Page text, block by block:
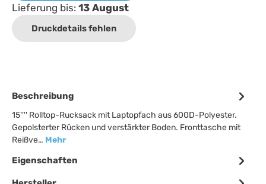
Lieferung bis: 13 August
Druckdetails fehlen
Beschreibung
15'''' Rolltop-Rucksack mit Laptopfach aus 600D-Polyester.
Gepolsterter Rücken und verstärkter Boden. Fronttasche mit
Reißve… Mehr
Eigenschaften